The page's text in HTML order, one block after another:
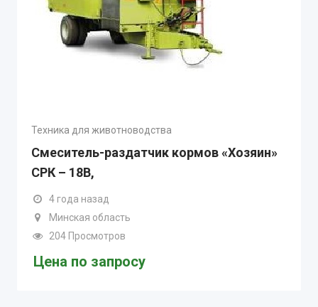
Техника для животноводства
Смеситель-раздатчик кормов «Хозяин»
СРК – 18В,
4 года назад
Минская область
204 Просмотров
Цена по запросу